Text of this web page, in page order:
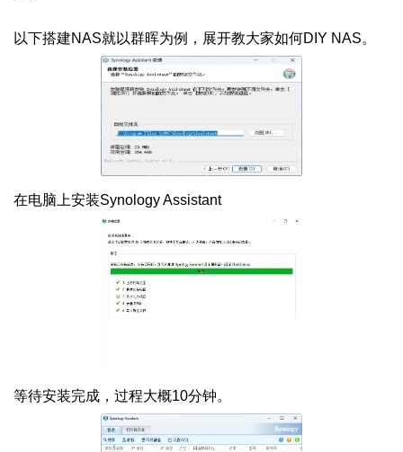
以下搭建NAS就以群晖为例，展开教大家如何DIY NAS。
在电脑上安装Synology Assistant
等待安装完成，过程大概10分钟。